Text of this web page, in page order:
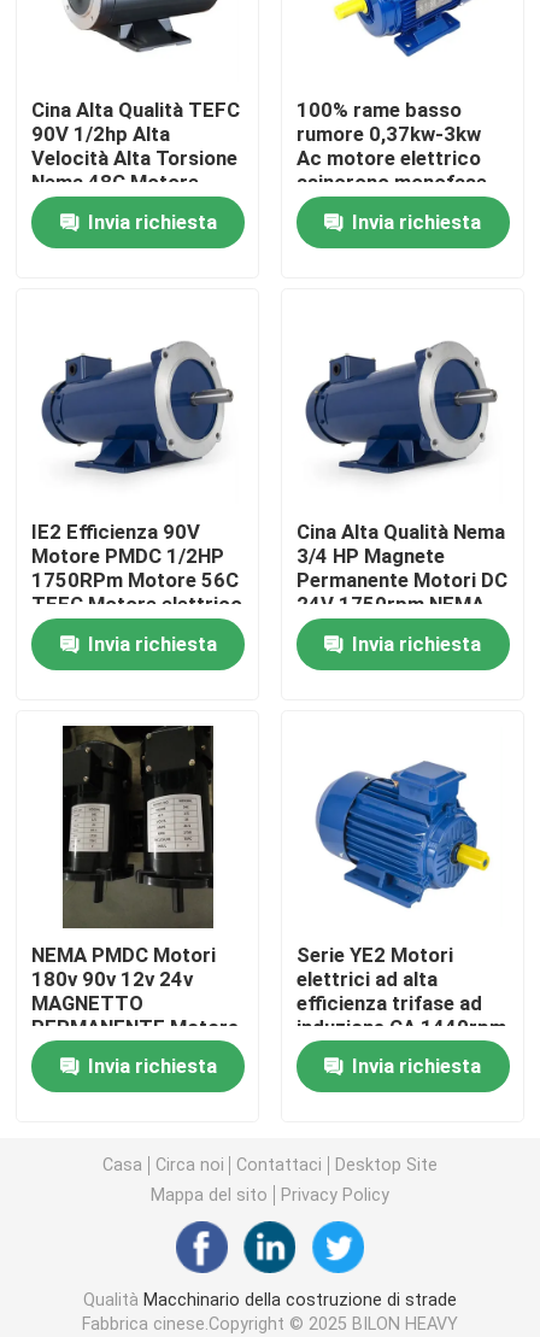
Casa
Prodotti
Circa noi
Controllo di qualità
Contattici
Notizie
Richieda una citazione
macchina del caricatore della ruota
Escavatore del costruttore di strada
camion betoniera
Rullo compressore vibratorio
Macchina concreta dello scarificatore
Caricatore dell'escavatore a cucchiaia rovescia di
Macchina di sigillamento della crepa
Compattatore vibratorio del piatto
Cina Alta Qualità TEFC
90V 1/2hp Alta
Velocità Alta Torsione
Nema 48C Motore
elettrico a corrente
continua senza
spazzole
Invia richiesta
100% rame basso
rumore 0,37kw-3kw
Ac motore elettrico
asincrono monofase
motore asincrono
Invia richiesta
IE2 Efficienza 90V
Motore PMDC 1/2HP
1750RPm Motore 56C
TEFC Motore elettrico
CC
Invia richiesta
Cina Alta Qualità Nema
3/4 HP Magnete
Permanente Motori DC
24V 1750rpm NEMA
Motore Elettrico DC
Per MarinaInvia richiesta
NEMA PMDC Motori
180v 90v 12v 24v
MAGNETTO
PERMANENTE Motore
a corrente continua
per motori di
imbarcazioni
Invia richiesta
Serie YE2 Motori
elettrici ad alta
efficienza trifase ad
induzione CA 1440rpm
380V 415V 440V
460V IE2 2.2kw 3hp
Invia richiesta
Casa Circa noi Contattaci
Desktop Site
Mappa del sito
Privacy Policy
Qualità Macchinario della costruzione di strade
Fabbrica cinese.Copyright © 2025 BILON HEAVY